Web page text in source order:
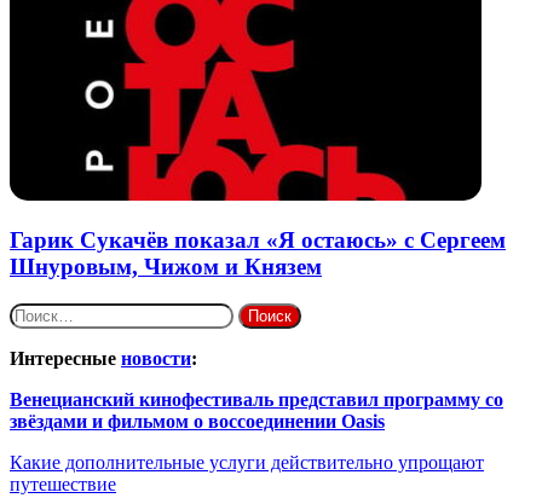
Гарик Сукачёв показал «Я остаюсь» с Сергеем
Шнуровым, Чижом и Князем
Найти:
Интересные новости:
Венецианский кинофестиваль представил программу со
звёздами и фильмом о воссоединении Oasis
Какие дополнительные услуги действительно упрощают
путешествие